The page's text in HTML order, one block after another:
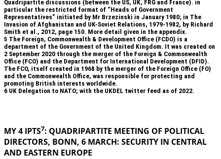
Quadripartite discussions (between the US, UK, FRG and France). in
particular the restricted format of “Heads of Government
Representatives” initiated by Mr Brzezinski in January 1980; in The
Invasion of Afghanistan and UK-Soviet Relations, 1979-1982, by Richard
Smith et al., 2012, page 150. More detail given in the appendix.
5 The Foreign, Commonwealth & Development Office (FCDO) is a
department of the Government of the United Kingdom. It was created on
2 September 2020 through the merger of the Foreign & Commonwealth
Office (FCO) and the Department for International Development (DFID).
The FCO, itself created in 1968 by the merger of the Foreign Office (FO)
and the Commonwealth Office, was responsible for protecting and
promoting British interests worldwide.
6 UK Delegation to NATO; with the UKDEL twitter feed as of 2022.
MY 4 IPTS7: QUADRIPARTITE MEETING OF POLITICAL
DIRECTORS, BONN, 6 MARCH: SECURITY IN CENTRAL
AND EASTERN EUROPE